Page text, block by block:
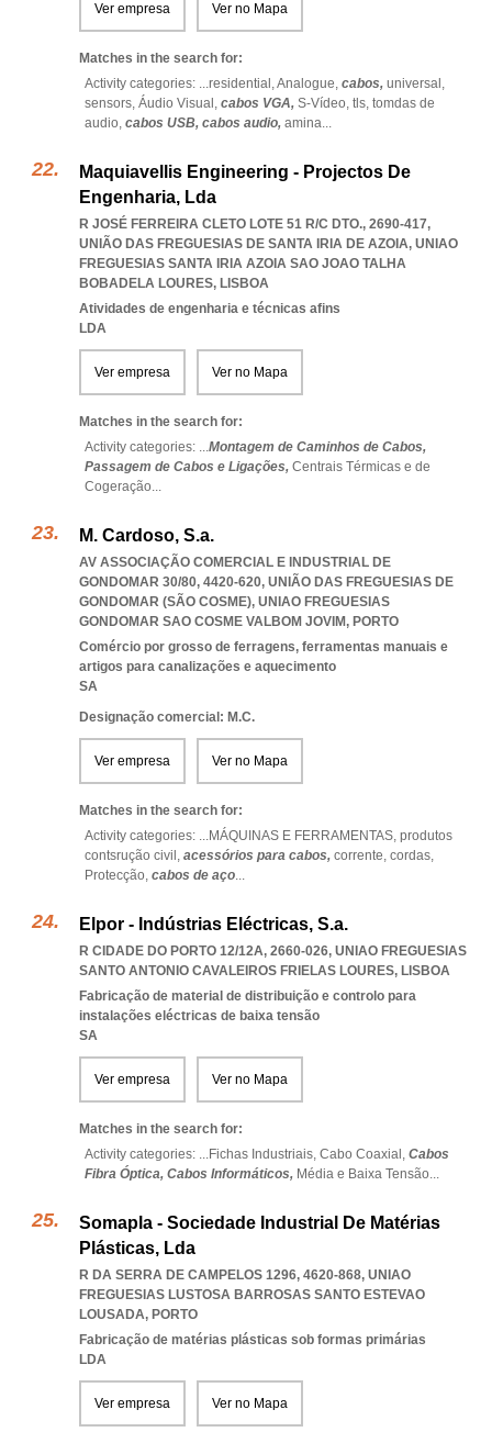
Ver empresa Ver no Mapa
Matches in the search for:
Activity categories: ...residential,Analogue, cabos, universal,
sensors, Áudio Visual, cabos VGA, S-Vídeo, tls, tomdas de
audio, cabos USB, cabos audio, amina...
Maquiavellis Engineering - Projectos De
Engenharia, Lda
R JOSÉ FERREIRA CLETO LOTE 51 R/C DTO., 2690-417,
UNIÃO DAS FREGUESIAS DE SANTA IRIA DE AZOIA, UNIAO
FREGUESIAS SANTA IRIA AZOIA SAO JOAO TALHA
BOBADELA LOURES, LISBOA
Atividades de engenharia e técnicas afins
LDA
Ver empresa Ver no Mapa
Matches in the search for:
Activity categories: ...Montagem de Caminhos de Cabos,
Passagem de Cabos e Ligações, Centrais Térmicas e de
Cogeração...
M. Cardoso, S.a.
AV ASSOCIAÇÃO COMERCIAL E INDUSTRIAL DE
GONDOMAR 30/80, 4420-620, UNIÃO DAS FREGUESIAS DE
GONDOMAR (SÃO COSME), UNIAO FREGUESIAS
GONDOMAR SAO COSME VALBOM JOVIM, PORTO
Comércio por grosso de ferragens, ferramentas manuais e
artigos para canalizações e aquecimento
SA
Designação comercial: M.C.
Ver empresa Ver no Mapa
Matches in the search for:
Activity categories: ...MÁQUINAS E FERRAMENTAS, produtos
contsrução civil, acessórios para cabos, corrente, cordas,
Protecção, cabos de aço...
Elpor - Indústrias Eléctricas, S.a.
R CIDADE DO PORTO 12/12A, 2660-026, UNIAO FREGUESIAS
SANTO ANTONIO CAVALEIROS FRIELAS LOURES, LISBOA
Fabricação de material de distribuição e controlo para
instalações eléctricas de baixa tensão
SA
Ver empresa Ver no Mapa
Matches in the search for:
Activity categories: ...Fichas Industriais, Cabo Coaxial, Cabos
Fibra Óptica, Cabos Informáticos, Média e Baixa Tensão...
Somapla - Sociedade Industrial De Matérias
Plásticas, Lda
R DA SERRA DE CAMPELOS 1296, 4620-868, UNIAO
FREGUESIAS LUSTOSA BARROSAS SANTO ESTEVAO
LOUSADA, PORTO
Fabricação de matérias plásticas sob formas primárias
LDA
Ver empresa Ver no Mapa